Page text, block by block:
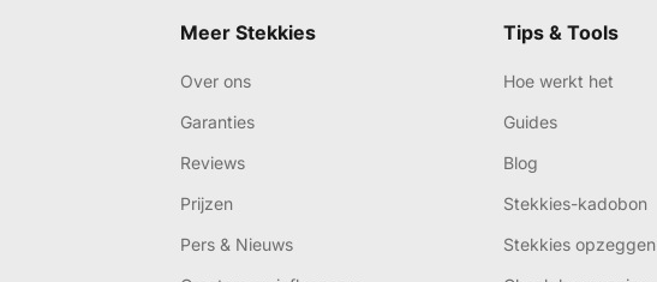
Meer Stekkies
Over ons
Garanties
Reviews
Prijzen
Pers & Nieuws
Tips & Tools
Hoe werkt het
Guides
Blog
Stekkies-kadobon
Stekkies opzeggen